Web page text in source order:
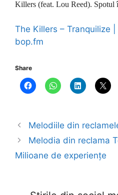
Killers (feat. Lou Reed). Spotul
The Killers – Tranquilize
bop.fm
Share
Melodiile din
Melodia din reclama
Milioane de experiențe